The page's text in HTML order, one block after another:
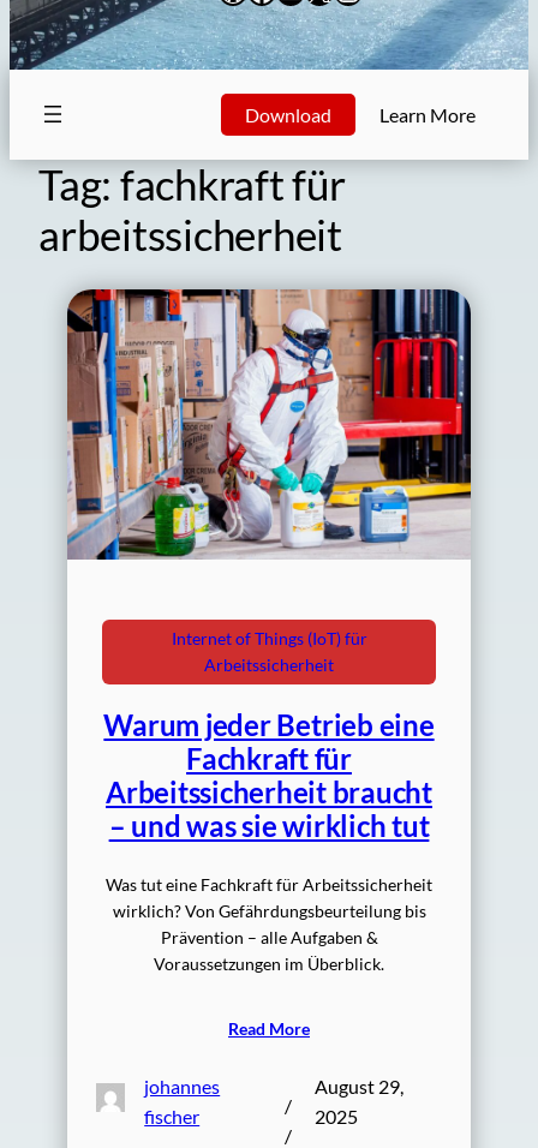
Download Learn More
Tag: fachkraft für
arbeitssicherheit
Internet of Things (IoT) für
Arbeitssicherheit
Warum jeder Betrieb eine
Fachkraft für
Arbeitssicherheit braucht
– und was sie wirklich tut
Was tut eine Fachkraft für Arbeitssicherheit
wirklich? Von Gefährdungsbeurteilung bis
Prävention – alle Aufgaben &
Voraussetzungen im Überblick.
Read More
johannes
fischer
/
/
August 29,
2025